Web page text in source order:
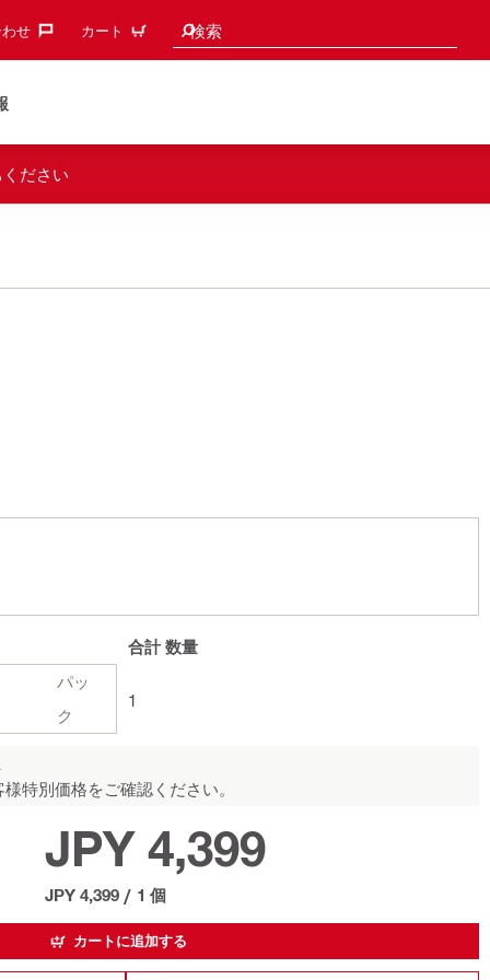
せ‎ カート 検索
検索候補
ださい
パッ
ク
合計数量
1
特別価格をご確認ください。
JPY 4,399
JPY 4,399 / 1 個
カートに追加する